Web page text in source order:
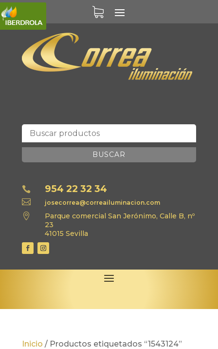
BUSCAR
 954 22 32 34
 josecorrea@correailuminacion.com

Parque comercial San Jerónimo, Calle B, nº
23
41015 Sevilla
Inicio / Productos etiquetados “1543124”